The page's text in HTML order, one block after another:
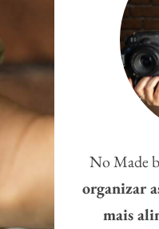
No Made
organizar
mais